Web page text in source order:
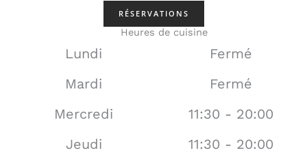
RÉSERVATIONS
Heures de cuisine
Lundi
Fermé
Mardi
Fermé
Mercredi
11:30 - 20:00
Jeudi
11:30 - 20:00